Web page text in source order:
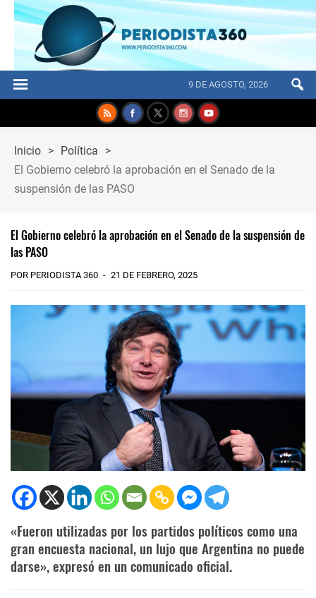
9 DE AGOSTO, 2026
Inicio > Política
>
El Gobierno celebró la aprobación en el Senado de la
suspensión de las PASO
El Gobierno celebró la aprobación en el Senado de la suspensión de
las PASO
POR PERIODISTA 360 21 DE FEBRERO, 2025
«Fueron utilizadas por los partidos políticos como una
gran encuesta nacional, un lujo que Argentina no puede
darse», expresó en un comunicado oficial.